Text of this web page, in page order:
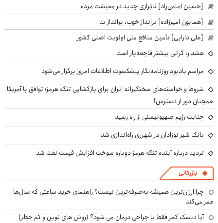
[حسین امامی‌راد] ناترازی جدید در معیشت مردم
[همایون امیرزاده] برانداز خوب، برانداز بد
[علی دارابی] تأمین منافع ملی اولویت اصلی کشور
هشدار: گرانی بیشتر فاجعه‌بار است
مراسم یادبود روزنامه‌نگار پیشکسوت اطلاعات امروز برگزار می‌شود
شروط و خواسته‌های سختگیرانه ایران برای بازگشایی تنگه هرمز؛ توافق با آمریکا
همچنان دور از دسترس!
جنایت رژیم صهیونیستی از راه رسید
بانک شیر نوزادان در شهرری راه‌اندازی شد
تردید درباره آینده تنگه هرمز دوباره سوخت افزایش قیمت نفت شد
بازرگانی
چرا ارزان‌ترین همیشه به‌صرفه‌ترین نیست؟ راهنمای خرید ساعتی که سال‌ها
عمر می‌کند
آیا دیسک کمر فقط با جراحی درمان می شود؟ (روش های نوین و کم خطر)